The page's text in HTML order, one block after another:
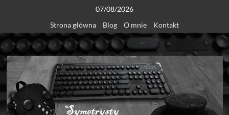
content
07/08/2026
Strona główna
Blog O mnie Kontakt